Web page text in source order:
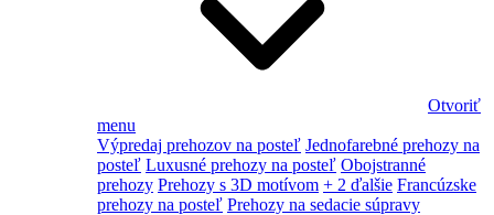
Otvoriť
menu
Výpredaj prehozov na posteľ Jednofarebné prehozy na
posteľ Luxusné prehozy na posteľ Obojstranné
prehozy Prehozy s 3D motívom + 2 ďalšie Francúzske
prehozy na posteľ Prehozy na sedacie súpravy